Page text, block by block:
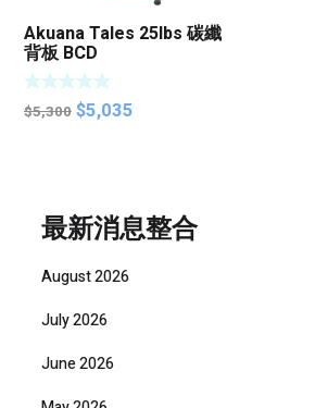
Akuana Tales 25lbs 碳纖
背板 BCD
$5,300 Original
$5,035
最新消息整合
August 2026
July 2026
June 2026